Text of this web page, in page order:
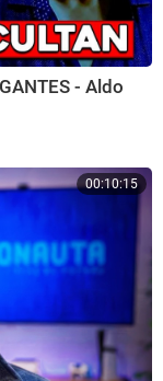
- Aldo
00:10:15